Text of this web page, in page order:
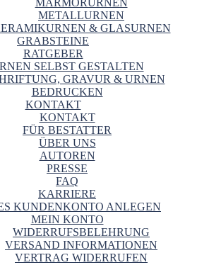
MARMORURNEN
METALLURNEN
& GLASURNEN
GRABSTEINE
RATGEBER
SELBST GESTALTEN
GRAVUR & URNEN
BEDRUCKEN
KONTAKT
KONTAKT
FÜR BESTATTER
ÜBER UNS
AUTOREN
PRESSE
FAQ
KARRIERE
KUNDENKONTO ANLEGEN
MEIN KONTO
WIDERRUFSBELEHRUNG
VERSAND INFORMATIONEN
VERTRAG WIDERRUFEN